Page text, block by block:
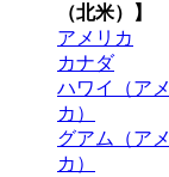
（北米）】
アメリカ
カナダ
ハワイ（ア
カ）
グアム（ア
カ）